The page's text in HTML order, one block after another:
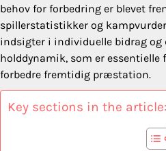
behov for forbedring er blevet
spillerstatistikker og
indsigter i individuelle bidrag og
holddynamik, som er
forbedre fremtidig præstation.
Key sections in the article: